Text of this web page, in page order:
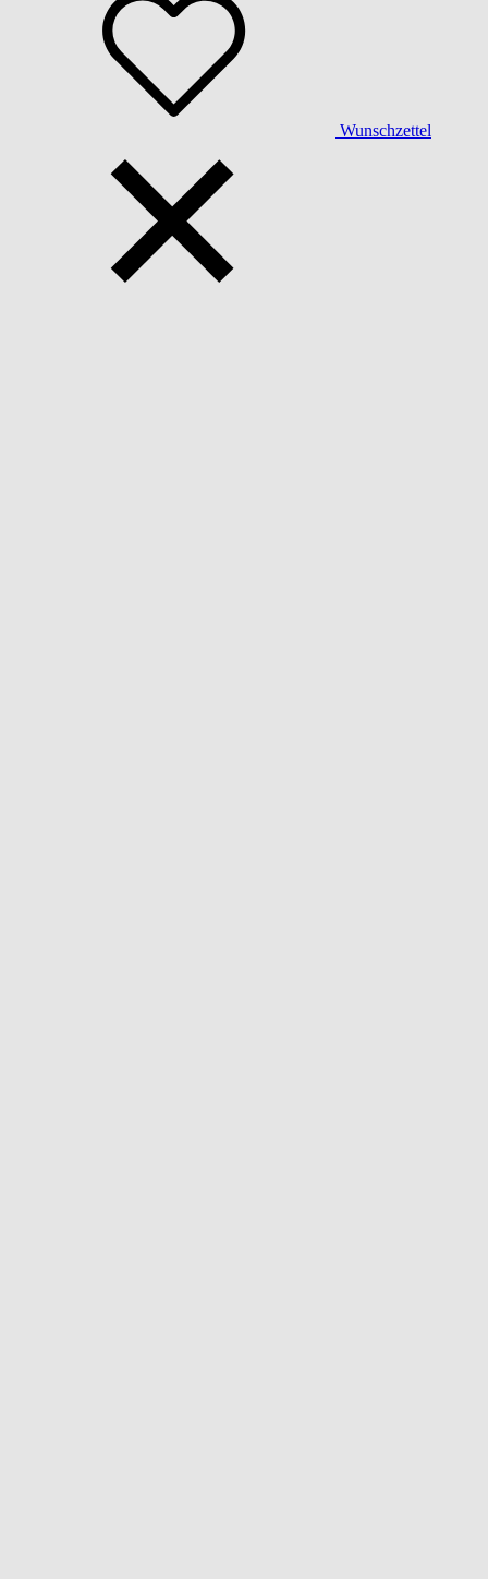
Wunschzettel